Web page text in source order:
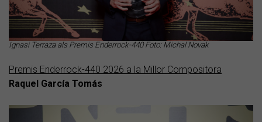
Ignasi Terraza als Premis Enderrock-440 Foto: Michal Novak
Premis Enderrock-440 2026 a la Millor Compositora
Raquel García Tomás